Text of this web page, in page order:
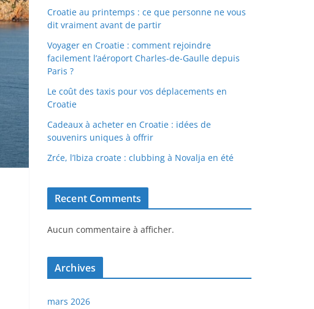
Croatie au printemps : ce que personne ne vous
dit vraiment avant de partir
Voyager en Croatie : comment rejoindre
facilement l’aéroport Charles-de-Gaulle depuis
Paris ?
Le coût des taxis pour vos déplacements en
Croatie
Cadeaux à acheter en Croatie : idées de
souvenirs uniques à offrir
Zrće, l’Ibiza croate : clubbing à Novalja en été
Recent Comments
Aucun commentaire à afficher.
Archives
mars 2026